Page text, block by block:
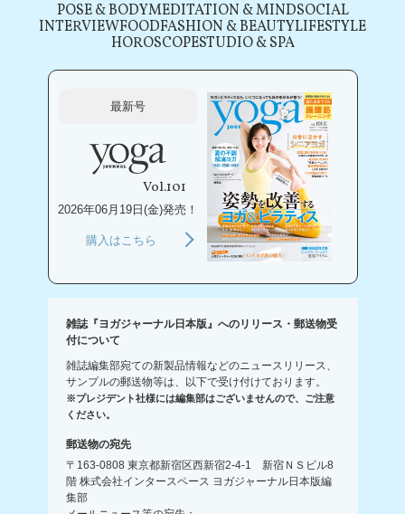
POSE & BODYMEDITATION & MINDSOCIAL
INTERVIEWFOODFASHION & BEAUTYLIFESTYLE
HOROSCOPESTUDIO & SPA
最新号
Vol.101
2026年06月19日(金)発売！
購入はこちら
雑誌『ヨガジャーナル日本版』へのリリース・郵送物受
付について
雑誌編集部宛ての新製品情報などのニュースリリース、
サンプルの郵送物等は、以下で受け付けております。
※プレジデント社様には編集部はございませんので、ご注意
ください。
郵送物の宛先
〒163-0808 東京都新宿区西新宿2-4-1 新宿ＮＳビル8
階 株式会社インタースペース ヨガジャーナル日本版編
集部